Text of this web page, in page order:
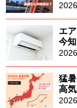
エ
今
猛
高